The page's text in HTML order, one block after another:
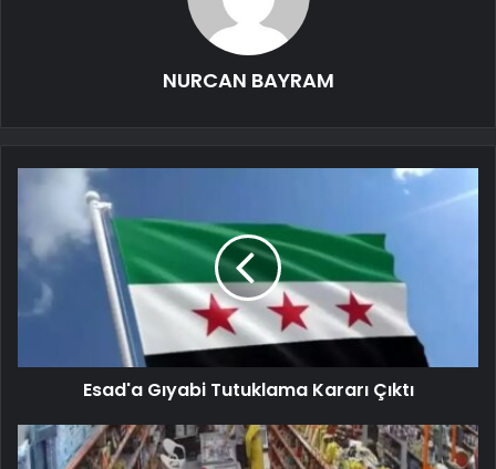
NURCAN BAYRAM
Esad'a Gıyabi Tutuklama Kararı Çıktı